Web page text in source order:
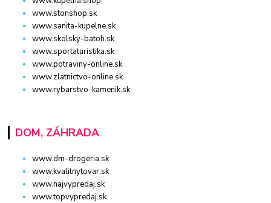
www.stonshop.sk
www.sanita-kupelne.sk
www.skolsky-batoh.sk
www.sportaturistika.sk
www.potraviny-online.sk
www.zlatnictvo-online.sk
www.rybarstvo-kamenik.sk
DOM, ZÁHRADA
www.dm-drogeria.sk
www.kvalitnytovar.sk
www.najvypredaj.sk
www.topvypredaj.sk